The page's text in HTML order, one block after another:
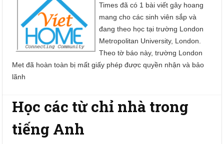
Times đã có 1 bài viết gây hoang
mang cho các sinh viên sắp và
đang theo học tại trường London
Metropolitan University, London.
Theo tờ báo này, trường London
Met đã hoàn toàn bị mất giấy phép được quyền nhận và bảo
lãnh
Học các từ chỉ nhà trong
tiếng Anh